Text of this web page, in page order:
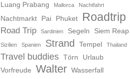
Luang Prabang
Mallorca Nachtfahrt
Nachtmarkt Pai Phuket Roadtrip
Road Trip Sardinien Segeln Siem Reap
Sizilien Spanien Strand Tempel Thailand
Travel buddies Törn
Urlaub
Vorfreude
Walter Wasserfall